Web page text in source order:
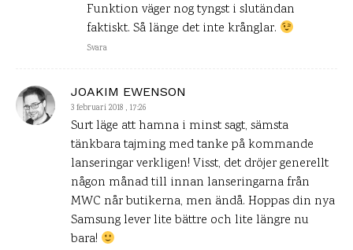
Funktion väger nog tyngst i slutändan
faktiskt. Så länge det inte krånglar.
Svara
JOAKIM EWENSON
3 februari 2018 , 17:26
Surt läge att hamna i minst sagt, sämsta
tänkbara tajming med tanke på kommande
lanseringar verkligen! Visst, det dröjer generellt
någon månad till innan lanseringarna från
MWC når butikerna, men ändå. Hoppas din nya
Samsung lever lite bättre och lite längre nu
bara!